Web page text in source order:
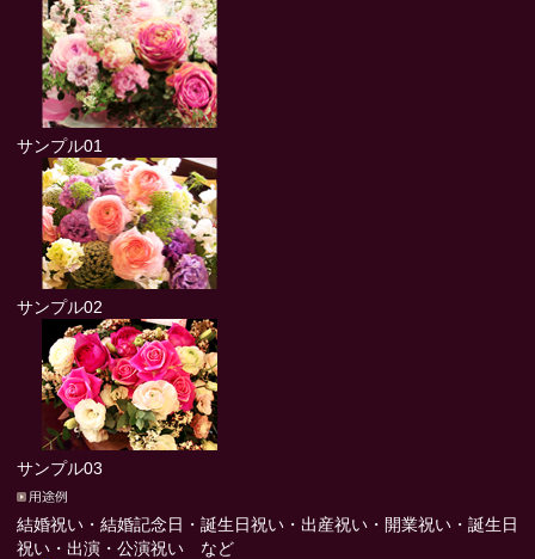
サンプル01
サンプル02
サンプル03
結婚祝い・結婚記念日・誕生日祝い・出産祝い・開業祝い・誕生日
祝い・出演・公演祝い など